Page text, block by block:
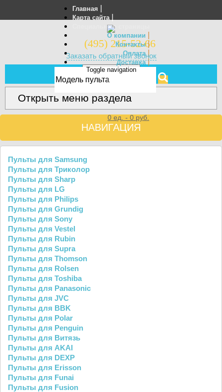
Главная
Карта сайта
Специальные страницы
О компании
Контакты |
Оплата |
Доставка |
Отзывы
(495) 215-52-66
Заказать обратный звонок
0 ед. - 0 руб.
Toggle navigation
МЕНЮ
Открыть меню раздела
НАВИГАЦИЯ
Пульты для Samsung
Пульты для Триколор
Пульты для Sharp
Пульты для LG
Пульты для Philips
Пульты для Grundig
Пульты для Sony
Пульты для Vestel
Пульты для Rubin
Пульты для Supra
Пульты для Thomson
Пульты для Rolsen
Пульты для Toshiba
Пульты для Panasonic
Пульты для JVC
Пульты для BBK
Пульты для Polar
Пульты для Penguin
Пульты для Витязь
Пульты для AKAI
Пульты для DEXP
Пульты для Erisson
Пульты для Funai
Пульты для Fusion